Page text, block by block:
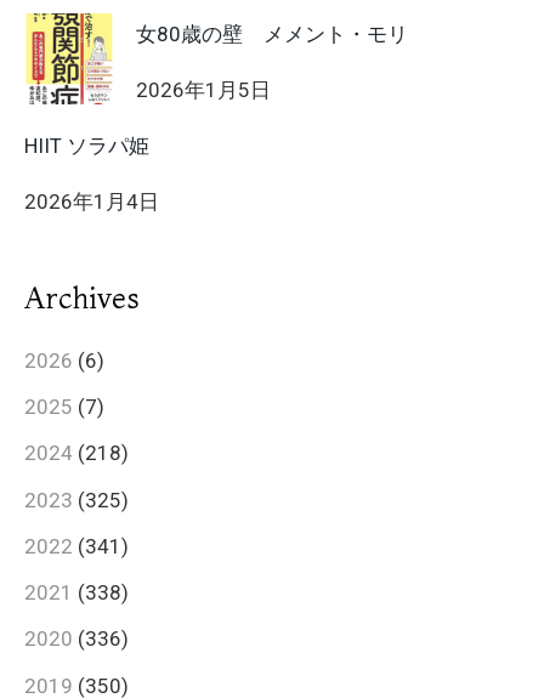
女80歳の壁 メメント・モリ
2026年1月5日
HIIT ソラパ姫
2026年1月4日
Archives
2026 (6)
2025 (7)
2024 (218)
2023 (325)
2022 (341)
2021 (338)
2020 (336)
2019 (350)